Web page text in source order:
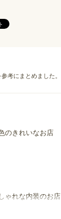
考にまとめました。
のきれいなお店
ゃれな内装のお店